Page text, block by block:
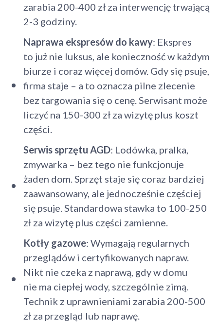
zarabia 200-400 zł za interwencję trwającą
2-3 godziny.
Naprawa ekspresów do kawy: Ekspres
to już nie luksus, ale konieczność w każdym
biurze i coraz więcej domów. Gdy się psuje,
firma staje – a to oznacza pilne zlecenie
bez targowania się o cenę. Serwisant może
liczyć na 150-300 zł za wizytę plus koszt
części.
Serwis sprzętu AGD: Lodówka, pralka,
zmywarka – bez tego nie funkcjonuje
żaden dom. Sprzęt staje się coraz bardziej
zaawansowany, ale jednocześnie częściej
się psuje. Standardowa stawka to 100-250
zł za wizytę plus części zamienne.
Kotły gazowe: Wymagają regularnych
przeglądów i certyfikowanych napraw.
Nikt nie czeka z naprawą, gdy w domu
nie ma ciepłej wody, szczególnie zimą.
Technik z uprawnieniami zarabia 200-500
zł za przegląd lub naprawę.